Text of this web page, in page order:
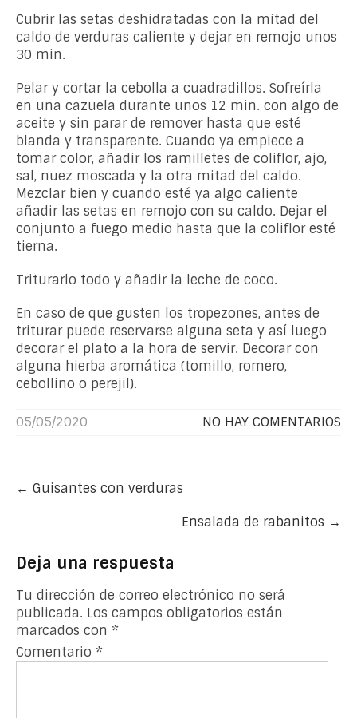
Cubrir las setas deshidratadas con la mitad del
caldo de verduras caliente y dejar en remojo unos
30 min.
Pelar y cortar la cebolla a cuadradillos. Sofreírla
en una cazuela durante unos 12 min. con algo de
aceite y sin parar de remover hasta que esté
blanda y transparente. Cuando ya empiece a
tomar color, añadir los ramilletes de coliflor, ajo,
sal, nuez moscada y la otra mitad del caldo.
Mezclar bien y cuando esté ya algo caliente
añadir las setas en remojo con su caldo. Dejar el
conjunto a fuego medio hasta que la coliflor esté
tierna.
Triturarlo todo y añadir la leche de coco.
En caso de que gusten los tropezones, antes de
triturar puede reservarse alguna seta y así luego
decorar el plato a la hora de servir. Decorar con
alguna hierba aromática (tomillo, romero,
cebollino o perejil).
05/05/2020 NO HAY COMENTARIOS
Post
navigation
← Guisantes con verduras
Ensalada de rabanitos →
Deja una respuesta
Tu dirección de correo electrónico no será
publicada. Los campos obligatorios están
marcados con *
Comentario *